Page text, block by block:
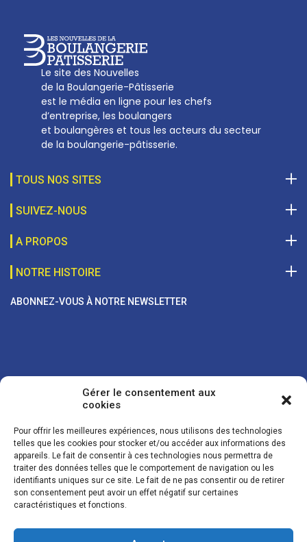
Gérer le consentement aux
cookies
Pour offrir les meilleures expériences, nous utilisons des technologies
telles que les cookies pour stocker et/ou accéder aux informations des
appareils. Le fait de consentir à ces technologies nous permettra de
traiter des données telles que le comportement de navigation ou les
identifiants uniques sur ce site. Le fait de ne pas consentir ou de retirer
son consentement peut avoir un effet négatif sur certaines
caractéristiques et fonctions.
Le site des Nouvelles
de la Boulangerie-Pâtisserie
est le média en ligne pour les chefs
d’entreprise, les boulangers
et boulangères et tous les acteurs du secteur
de la boulangerie-pâtisserie.
TOUS NOS SITES
SUIVEZ-NOUS
A PROPOS
NOTRE HISTOIRE
ABONNEZ-VOUS À NOTRE NEWSLETTER
Vos coordonnées sont uniquement utilisées pour vous envoyer des
lettres d'information sur nos activités. Vous pouvez à tout moment
utiliser le lien de désinscription figurant dans la lettre d'information.